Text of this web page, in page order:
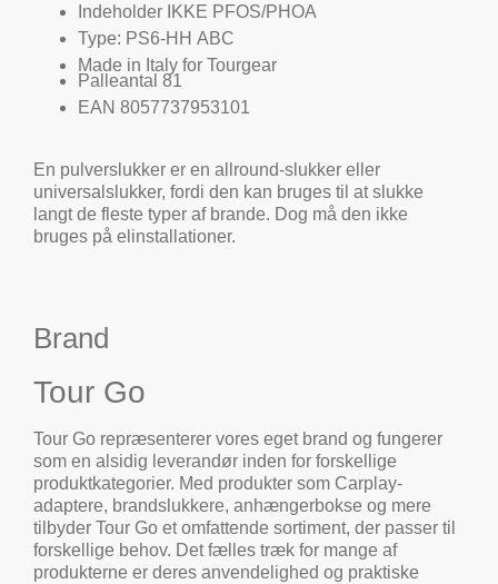
Indeholder IKKE PFOS/PHOA
Type: PS6-HH ABC
Made in Italy for Tourgear
Palleantal 81
EAN 8057737953101
En pulverslukker er en allround-slukker eller
universalslukker, fordi den kan bruges til at slukke
langt de fleste typer af brande. Dog må den ikke
bruges på elinstallationer.
Brand
Tour Go
Tour Go repræsenterer vores eget brand og fungerer
som en alsidig leverandør inden for forskellige
produktkategorier. Med produkter som Carplay-
adaptere, brandslukkere, anhængerbokse og mere
tilbyder Tour Go et omfattende sortiment, der passer til
forskellige behov. Det fælles træk for mange af
produkterne er deres anvendelighed og praktiske